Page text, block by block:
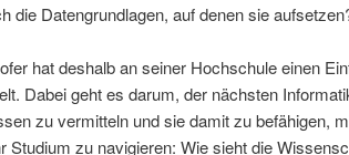
die Datengrundlagen, auf denen sie
hat deshalb an seiner Hochschule einen
Dabei geht es darum, der nächsten
zu vermitteln und sie damit zu befähigen,
Studium zu navigieren: Wie sieht die